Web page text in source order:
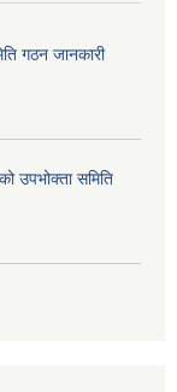
गठन जानकारी
उपभोक्ता समिति